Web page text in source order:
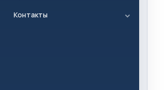
Контакты